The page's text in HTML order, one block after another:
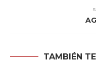
TAMBIÉN